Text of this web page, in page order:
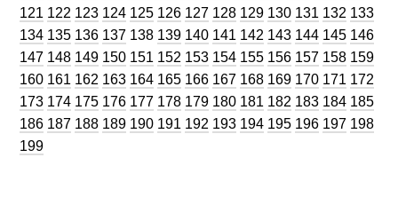
121 Trang
122 Trang
123 Trang
124 Trang
125 Trang
126 Trang
127 Trang
128 Trang
129 Trang
130 Trang
131 Trang
132 Trang
133
134 Trang
135 Trang
136 Trang
137 Trang
138 Trang
139 Trang
140 Trang
141 Trang
142 Trang
143 Trang
144 Trang
145 Trang
146
147 Trang
148 Trang
149 Trang
150 Trang
151 Trang
152 Trang
153 Trang
154 Trang
155 Trang
156 Trang
157 Trang
158 Trang
159
160 Trang
161 Trang
162 Trang
163 Trang
164 Trang
165 Trang
166 Trang
167 Trang
168 Trang
169 Trang
170 Trang
171 Trang
172
173 Trang
174 Trang
175 Trang
176 Trang
177 Trang
178 Trang
179 Trang
180 Trang
181 Trang
182 Trang
183 Trang
184 Trang
185
186 Trang
187 Trang
188 Trang
189 Trang
190 Trang
191 Trang
192 Trang
193 Trang
194 Trang
195 Trang
196 Trang
197 Trang
198
199